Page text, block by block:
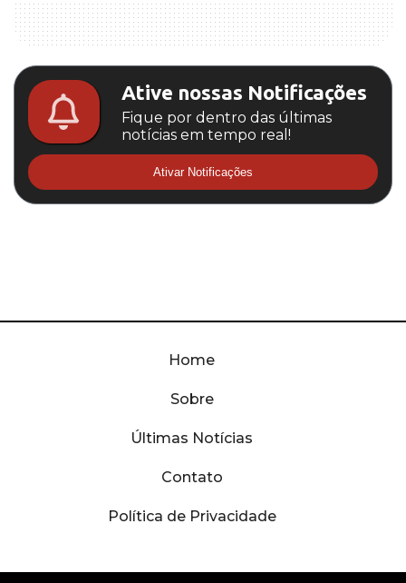
Ative nossas Notificações
Fique por dentro das últimas
notícias em tempo real!
Ativar Notificações
Home
Sobre
Últimas Notícias
Contato
Política de Privacidade